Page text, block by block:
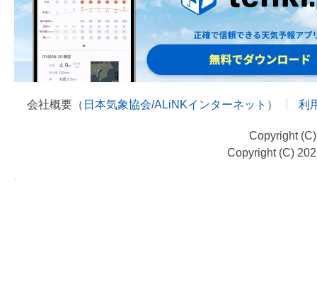
会社概要（ 日本気象協会/ALiNKインターネット ） 利
Copyright
Copyright (C)